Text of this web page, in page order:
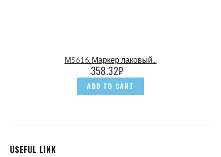
М5616. Маркер лаковый...
358.32₽
ADD TO CART
USEFUL LINK